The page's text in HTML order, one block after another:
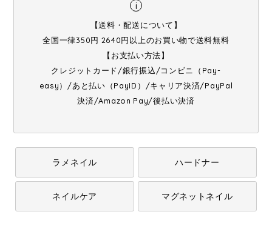
i
【送料・配送について】
全国一律350円 2640円以上のお買い物で送料無料
【お支払い方法】
クレジットカード/銀行振込/コンビニ（Pay-
easy）/あと払い（PayID）/キャリア決済/PayPal
決済/Amazon Pay/後払い決済
ラメネイル ハードナー
ネイルケア マグネットネイル